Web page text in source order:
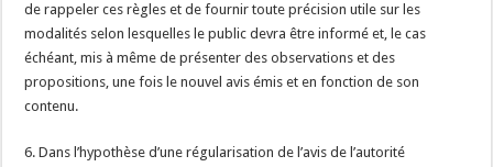
de rappeler ces règles et de fournir toute précision utile sur les
modalités selon lesquelles le public devra être informé et, le cas
échéant, mis à même de présenter des observations et des
propositions, une fois le nouvel avis émis et en fonction de son
contenu.
6. Dans l’hypothèse d’une régularisation de l’avis de l’autorité